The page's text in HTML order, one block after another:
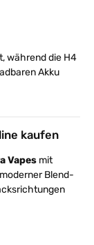
während die H4
Akku
kaufen
Vapes mit
Blend-